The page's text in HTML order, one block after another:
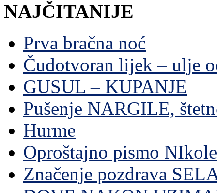
NAJČITANIJE
Prva bračna noć
Čudotvoran lijek – ulje
GUSUL – KUPANJE
Pušenje NARGILE,
Hurme
Oproštajno pismo
Značenje pozdrava